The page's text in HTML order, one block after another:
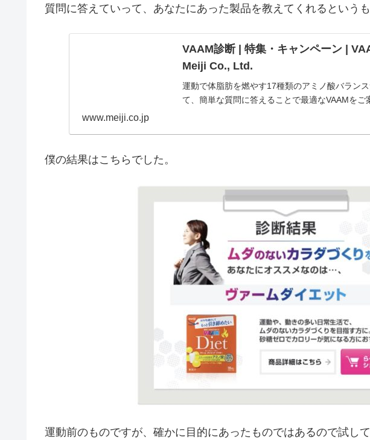
質問に答えていって、あなたにあった製品を教えてくれるというも
VAAM診断 | 特集・キャンペーン |
Meiji Co., Ltd.
運動で体脂肪を燃やす17種類のアミノ酸バラン
て、簡単な質問に答えることで最適なVAAMをご
www.meiji.co.jp
僕の結果はこちらでした。
運動前のものですが、確かに目的にあったものではあるので試して